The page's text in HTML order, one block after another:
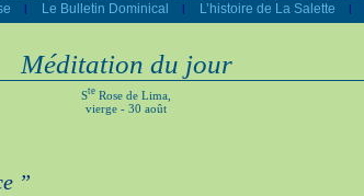
| Le Bulletin Dominical | L’histoire de La Salette |
Méditation du jour
Ste Rose de Lima,
vierge - 30 août
”